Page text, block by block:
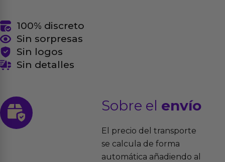
100% discreto
Sin sorpresas
Sin logos
Sin detalles
Sobre el envío
El precio del transporte
se calcula de forma
automática añadiendo al